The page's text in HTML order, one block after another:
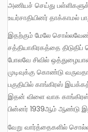
அணியச் செய்து
உயர்சாதியினர் தாக்காமல்
இதற்கும் மேலே சொல்லவேண்டுமானால் காந்திதான் குருவாயூர்
சத்தியாகிரகத்தை
போலவே சிவில்
முடிவுக்கு கொண்டு
பகுதியில் காங்கிரஸ்
இதன் விளை வாக
பின்னர் 1939ஆம் ஆண்டு
வேறு வார்த்தைகளில் சொல்வதானல் இ.எம்.எஸ் மற்றும் இதர